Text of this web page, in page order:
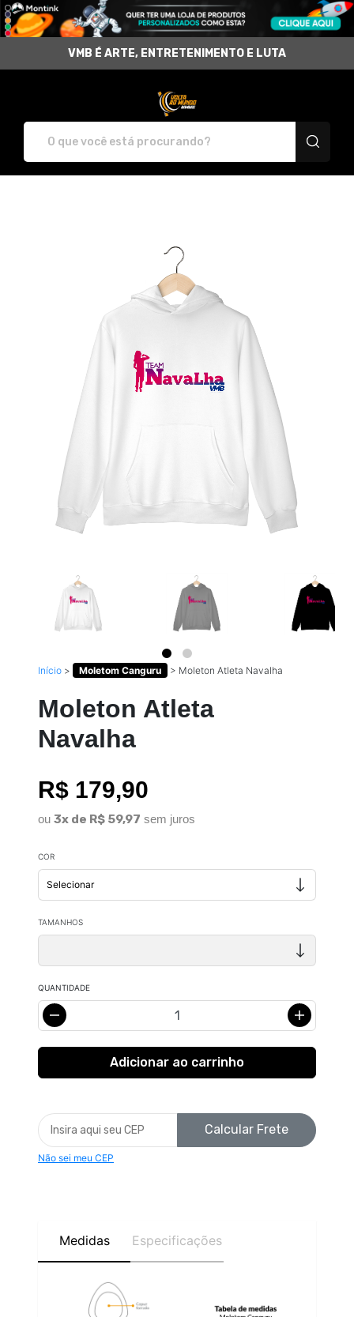
VMB É ARTE, ENTRETENIMENTO E LUTA
Início > Moletom Canguru > Moleton Atleta Navalha
Moleton Atleta
Navalha
R$ 179,90
ou 3x de R$ 59,97 sem juros
COR
TAMANHOS
QUANTIDADE
Calcular Frete
Não sei meu CEP
Medidas Especificações